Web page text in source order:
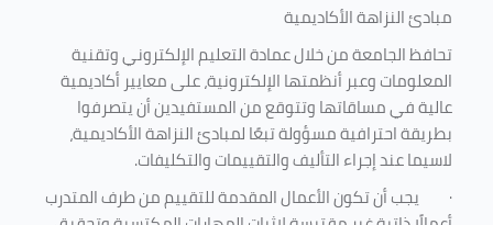
مبادئ النزاهة الأكاديمية
تحافظ الجامعة من خلال عمادة التعليم الإلكتروني وتقنية
المعلومات وعبر أنظمتها الإلكترونية، على معايير أكاديمية
عالية في مساقاتها وتتوقع من المستفيدين أن يتصرفوا
بطريقة احترافية مسؤولة تبعًا لمبادئ النزاهة الأكاديمية،
لاسيما عند إجراء التأليف والتقييمات والتكليفات.
· يجب أن تكون الأعمال المقدمة للتقييم من طرف المتدرب